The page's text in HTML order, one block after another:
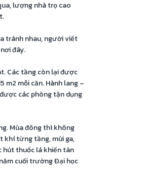
lượng nhà trọ cao
tránh nhau, người viết
đây.
Các tầng còn lại được
m2 mỗi căn. Hành lang –
các phòng tận dụng
Mùa đông thì không
khí từng tầng, mùi ga,
hút thuốc lá khiến tàn
cuối trường Đại học